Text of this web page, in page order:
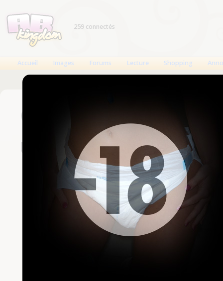
259 connectés
Accueil Images Forums Lecture Shopping
Connexion
Un compte est
Nom d'utilisateur
Mot de passe